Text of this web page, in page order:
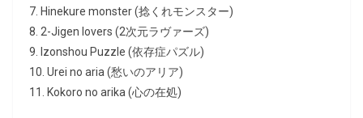
7. Hinekure monster (捻くれモンスター)
8. 2-Jigen lovers (2次元ラヴァーズ)
9. Izonshou Puzzle (依存症パズル)
10. Urei no aria (愁いのアリア)
11. Kokoro no arika (心の在処)